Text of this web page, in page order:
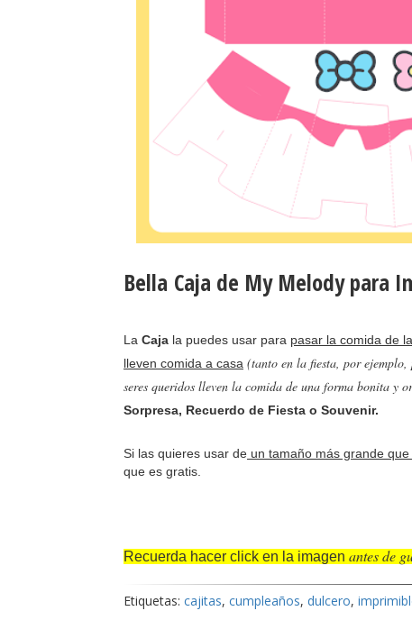
Bella Caja de My Melody para
La Caja la puedes usar para pasar la comida de
lleven comida a casa (tanto en la fiesta, por
seres queridos lleven la comida de una forma bonita y
Sorpresa, Recuerdo de Fiesta o Souvenir.
Si las quieres usar de un tamaño más grande
que es gratis.
Recuerda hacer click en la imagen antes de
Etiquetas: cajitas, cumpleaños, dulcero,